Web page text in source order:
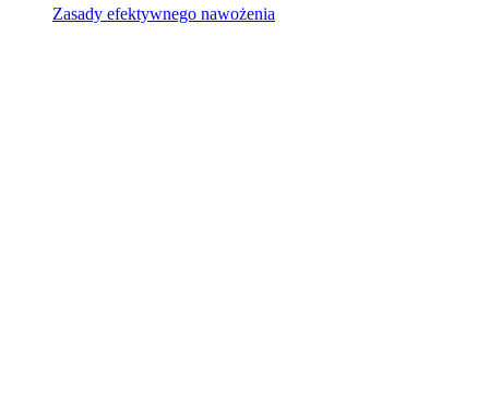
Zasady efektywnego nawożenia